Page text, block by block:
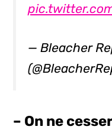
— Bleacher
– On ne